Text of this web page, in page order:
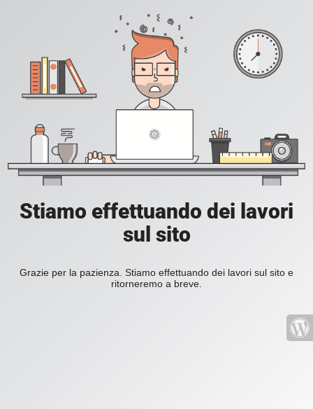
Stiamo effettuando dei lavori
sul sito
Grazie per la pazienza. Stiamo effettuando dei lavori sul sito e
ritorneremo a breve.